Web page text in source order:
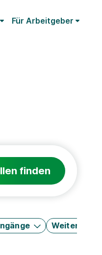
Für Arbeitgeber
finden
Weitere Filter